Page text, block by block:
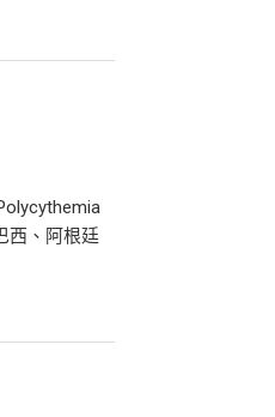
西、阿根廷